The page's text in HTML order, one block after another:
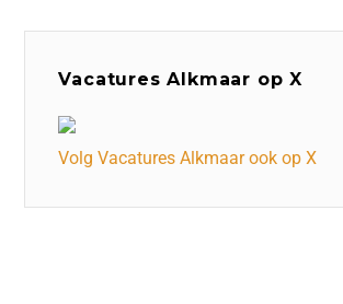
Vacatures Alkmaar op X
Volg Vacatures Alkmaar ook op X